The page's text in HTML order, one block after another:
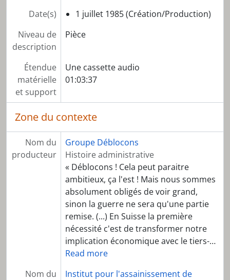
[Pièce] C-0448 - Radio Chalumo : voyage en Amazonie
[Sous-série] SS02 - Rush et divers enregistrements
[Série] S03 - Mouvement zapatiste
[Série] S04 - Mobilisations altermondialistes
[Série] S05 - Néolibération
[Série] S06 - Colombie
[Série] S07 - Comité contre la Précarisation
[Série] S08 - Assemblée des Mal-logés
[Série] S09 - Répression en Suisse
[Série] S11 - Dossiers thématiques
[Série] S12 - Publications et artefacts
Date(s)
1 juillet 1985 (Création/Production)
Niveau de
description
Pièce
Étendue
matérielle
et support
Une cassette audio
01:03:37
Zone du contexte
Nom du
producteur
Groupe Déblocons
Histoire administrative
« Déblocons ! Cela peut paraitre
ambitieux, ça l'est ! Mais nous sommes
absolument obligés de voir grand,
sinon la guerre ne sera qu'une partie
remise. (...) En Suisse la première
nécessité c'est de transformer notre
implication économique avec le tiers-…
Read more
Nom du
Institut pour l'assainissement de